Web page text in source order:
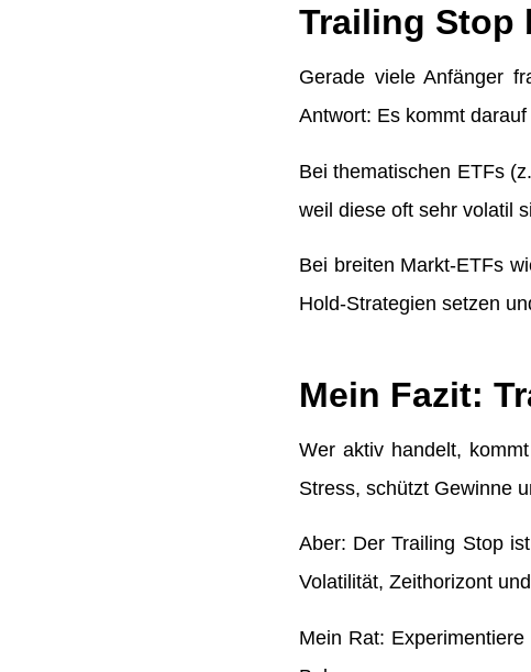
Trailing Stop
Gerade viele Anfänger
Antwort: Es kommt darauf
Bei thematischen ETFs
weil diese oft sehr volatil
Bei breiten Markt-ETFs
Hold-Strategien setzen
Mein Fazit:
Wer aktiv handelt,
Stress, schützt Gewinne
Aber: Der Trailing Stop
Volatilität, Zeithorizont
Mein Rat: